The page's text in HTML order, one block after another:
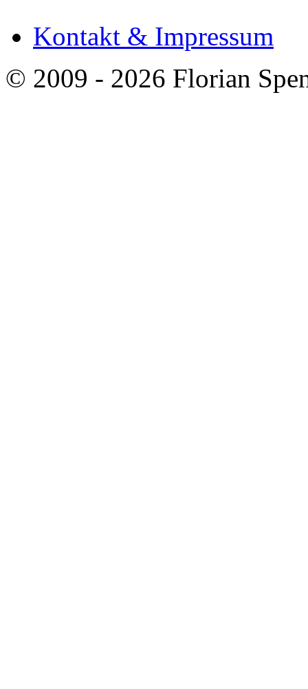
Kontakt & Impressum
© 2009 - 2026 Florian